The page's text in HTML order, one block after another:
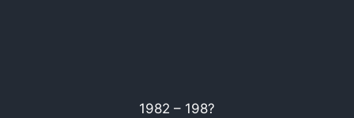
1982 – 198?